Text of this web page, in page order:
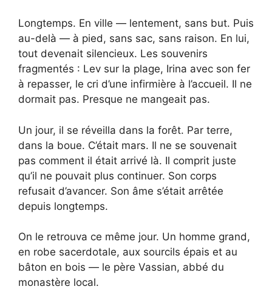
Longtemps. En ville — lentement, sans but. Puis
au-delà — à pied, sans sac, sans raison. En lui,
tout devenait silencieux. Les souvenirs
fragmentés : Lev sur la plage, Irina avec son fer
à repasser, le cri d’une infirmière à l’accueil. Il ne
dormait pas. Presque ne mangeait pas.
Un jour, il se réveilla dans la forêt. Par terre,
dans la boue. C’était mars. Il ne se souvenait
pas comment il était arrivé là. Il comprit juste
qu’il ne pouvait plus continuer. Son corps
refusait d’avancer. Son âme s’était arrêtée
depuis longtemps.
On le retrouva ce même jour. Un homme grand,
en robe sacerdotale, aux sourcils épais et au
bâton en bois — le père Vassian, abbé du
monastère local.